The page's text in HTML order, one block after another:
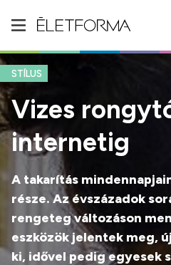
STÍLUS
Vizes
internetig
A takarítás
része. Az évszázadok
rengeteg változáson
eszközök jelentek meg,
ki, idővel pedig egyesek